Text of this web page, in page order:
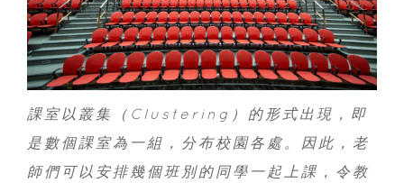
課室以叢集（Clustering）的形式出現，即
是數個課室為一組，分布校園各處。因此，老
師們可以安排幾個班別的同學一起上課，令教